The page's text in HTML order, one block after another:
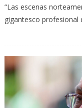
“Las escenas
gigantesco profesional